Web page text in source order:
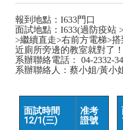
報到地點：I633門口
面試地點：I633(過防疫站
>繼續直走>右前方電梯>
近廁所旁邊的教室就對了
系辦聯絡電話： 04-2332-
系辦聯絡人：蔡小姐/黃小
面試時間
12/1(三)
准考
證號